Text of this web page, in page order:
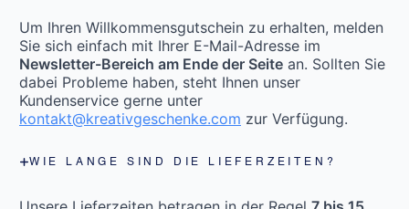
Um Ihren Willkommensgutschein zu erhalten, melden
Sie sich einfach mit Ihrer E-Mail-Adresse im
Newsletter-Bereich am Ende der Seite an. Sollten Sie
dabei Probleme haben, steht Ihnen unser
Kundenservice gerne unter
kontakt@kreativgeschenke.com zur Verfügung.
WIE LANGE SIND DIE LIEFERZEITEN?